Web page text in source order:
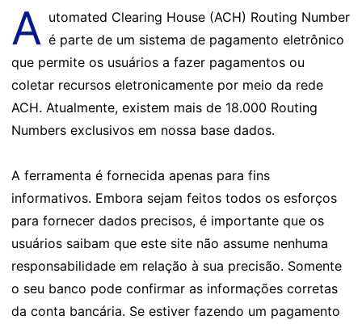
A utomated Clearing House (ACH) Routing Number
é parte de um sistema de pagamento eletrônico
que permite os usuários a fazer pagamentos ou
coletar recursos eletronicamente por meio da rede
ACH. Atualmente, existem mais de 18.000 Routing
Numbers exclusivos em nossa base dados.
A ferramenta é fornecida apenas para fins
informativos. Embora sejam feitos todos os esforços
para fornecer dados precisos, é importante que os
usuários saibam que este site não assume nenhuma
responsabilidade em relação à sua precisão. Somente
o seu banco pode confirmar as informações corretas
da conta bancária. Se estiver fazendo um pagamento